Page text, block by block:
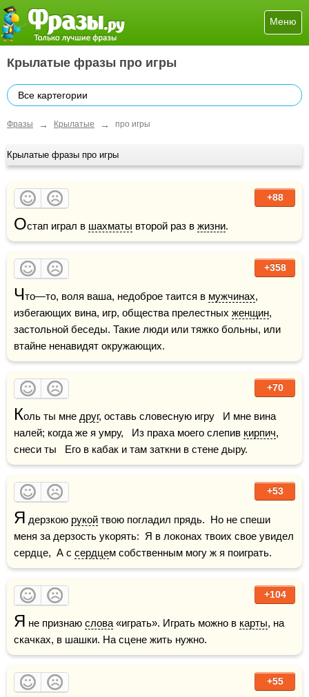
Меню
Крылатые фразы про игры
Все картегории
Фразы → Крылатые → про игры
Крылатые фразы про игры
+88
Остап играл в шахматы второй раз в жизни.
+358
Что—то, воля ваша, недоброе таится в мужчинах,
избегающих вина, игр, общества прелестных женщин,
застольной беседы. Такие люди или тяжко больны, или
втайне ненавидят окружающих.
+70
Коль ты мне друг, оставь словесную игру   И мне вина
налей; когда же я умру,   Из праха моего слепив кирпич,
снеси ты   Его в кабак и там заткни в стене дыру.
+53
Я дерзкою рукой твою погладил прядь.  Но не спеши
меня за дерзость укорять:  Я в локонах твоих свое увидел
сердце,  А с сердцем собственным могу ж я поиграть.
+104
Я не признаю слова «играть». Играть можно в карты, на
скачках, в шашки. На сцене жить нужно.
+55